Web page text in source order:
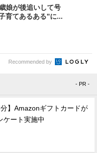
娘が後追いして号
てあるある”に...
Recommended by
- PR -
分】Amazonギフトカードが
ケート実施中